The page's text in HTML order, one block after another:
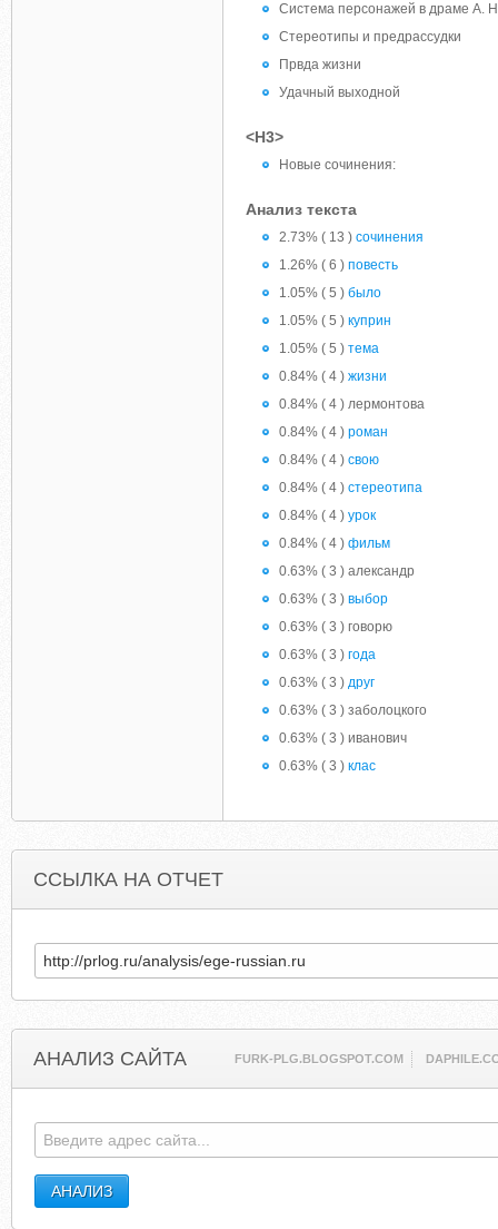
Система персонажей в драме А.
Стереотипы и предрассудки
Првда жизни
Удачный выходной
<H3>
Новые сочинения:
Анализ текста
2.73% ( 13 ) сочинения
1.26% ( 6 ) повесть
1.05% ( 5 ) было
1.05% ( 5 ) куприн
1.05% ( 5 ) тема
0.84% ( 4 ) жизни
0.84% ( 4 ) лермонтова
0.84% ( 4 ) роман
0.84% ( 4 ) свою
0.84% ( 4 ) стереотипа
0.84% ( 4 ) урок
0.84% ( 4 ) фильм
0.63% ( 3 ) александр
0.63% ( 3 ) выбор
0.63% ( 3 ) говорю
0.63% ( 3 ) года
0.63% ( 3 ) друг
0.63% ( 3 ) заболоцкого
0.63% ( 3 ) иванович
0.63% ( 3 ) клас
ССЫЛКА НА ОТЧЕТ
АНАЛИЗ САЙТА FURK-PLG.BLOGSPOT.COM